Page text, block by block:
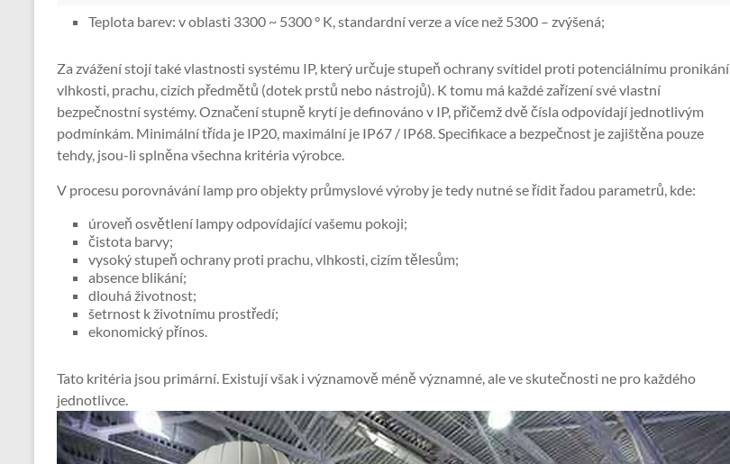
Teplota barev: v oblasti 3300 ~ 5300 ° K, standardní verze a více než 5300 – zvýšená;
Za zvážení stojí také vlastnosti systému IP, který určuje stupeň ochrany svítidel proti potenciálnímu pronikání
vlhkosti, prachu, cizích předmětů (dotek prstů nebo nástrojů). K tomu má každé zařízení své vlastní
bezpečnostní systémy. Označení stupně krytí je definováno v IP, přičemž dvě čísla odpovídají jednotlivým
podmínkám. Minimální třída je IP20, maximální je IP67 / IP68. Specifikace a bezpečnost je zajištěna pouze
tehdy, jsou-li splněna všechna kritéria výrobce.
V procesu porovnávání lamp pro objekty průmyslové výroby je tedy nutné se řídit řadou parametrů, kde:
úroveň osvětlení lampy odpovídající vašemu pokoji;
čistota barvy;
vysoký stupeň ochrany proti prachu, vlhkosti, cizím tělesům;
absence blikání;
dlouhá životnost;
šetrnost k životnímu prostředí;
ekonomický přínos.
Tato kritéria jsou primární. Existují však i významově méně významné, ale ve skutečnosti ne pro každého
jednotlivce.